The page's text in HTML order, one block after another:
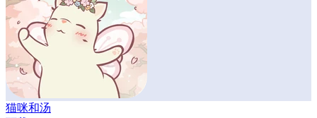
猫咪和汤